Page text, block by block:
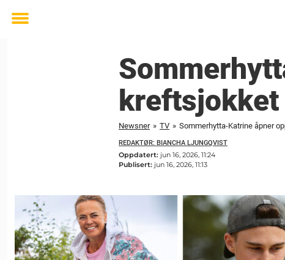
Toggle
Newsner » TV » Sommerhytta-Katrine åpner
REDAKTØR: BIANCHA LJUNGQVIST
Oppdatert: jun 16, 2026, 11:24
Publisert: jun 16, 2026, 11:13